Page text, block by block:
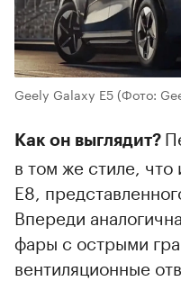
Geely Galaxy E5(Фото:
Как он выглядит?
в том же стиле,
E8,
Впереди
фары с острыми
вентиляционные